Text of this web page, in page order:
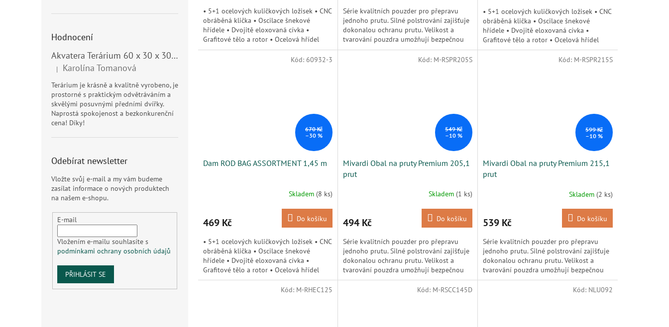
Hodnocení
Akvatera Terárium 60 x 30 x 30 cm, 54 litrů
Hodnocení produktu je 5 z 5 hvězdiček.
| Karolína Tomanová
Terárium je krásně a kvalitně vyrobeno, je
prostorné s praktickým odvětráváním a
skvělými posuvnými předními dvířky.
Naprostá spokojenost a bezkonkurenční
cena! Díky!
Odebírat newsletter
Vložte svůj e-mail a my vám budeme
zasílat informace o nových produktech
na našem e-shopu.
E-mail
Vložením e-mailu souhlasíte s
podmínkami ochrany osobních údajů
PŘIHLÁSIT SE
• 5+1 ocelových kuličkových ložisek • CNC
obráběná klička • Oscilace šnekové
hřídele • Dvojitě eloxovaná cívka •
Grafitové tělo a rotor • Ocelová hřídel
Série kvalitních pouzder pro přepravu
jednoho prutu. Silné polstrování zajišťuje
dokonalou ochranu prutu. Velikost a
tvarování pouzdra umožňují bezpečnou
přepravu prutu i s...
• 5+1 ocelových kuličkových ložisek • CNC
obráběná klička • Oscilace šnekové
hřídele • Dvojitě eloxovaná cívka •
Grafitové tělo a rotor • Ocelová hřídel
670 Kč
–30 %
Dam ROD BAG ASSORTMENT 1,45 m
Skladem (8 ks)
469 Kč Do košíku
• 5+1 ocelových kuličkových ložisek • CNC
obráběná klička • Oscilace šnekové
hřídele • Dvojitě eloxovaná cívka •
Grafitové tělo a rotor • Ocelová hřídel
Kód: 60932-3
549 Kč
–10 %
Mivardi Obal na pruty Premium 205,1
prut
Skladem (1 ks)
494 Kč Do košíku
Série kvalitních pouzder pro přepravu
jednoho prutu. Silné polstrování zajišťuje
dokonalou ochranu prutu. Velikost a
tvarování pouzdra umožňují bezpečnou
přepravu prutu i s...
Kód: M-RSPR205S
599 Kč
–10 %
Mivardi Obal na pruty Premium 215,1
prut
Skladem (2 ks)
539 Kč Do košíku
Série kvalitních pouzder pro přepravu
jednoho prutu. Silné polstrování zajišťuje
dokonalou ochranu prutu. Velikost a
tvarování pouzdra umožňují bezpečnou
přepravu prutu i s...
Kód: M-RSPR215S
Kód: M-RHEC125 Kód: M-RSCC145D Kód: NLU092